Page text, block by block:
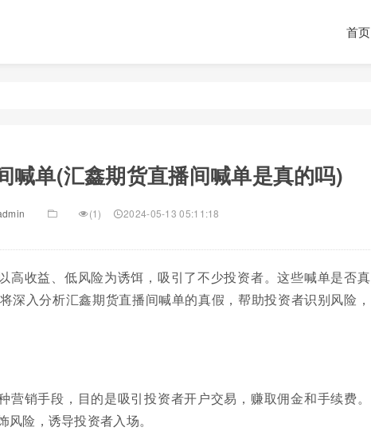
首页
喊单(汇鑫期货直播间喊单是真的吗)
(1) 2024-05-13 05:11:18
高收益、低风险为诱饵，吸引了不少投资者。这些喊单是否真
深入分析汇鑫期货直播间喊单的真假，帮助投资者识别风险，
营销手段，目的是吸引投资者开户交易，赚取佣金和手续费。
险，诱导投资者入场。